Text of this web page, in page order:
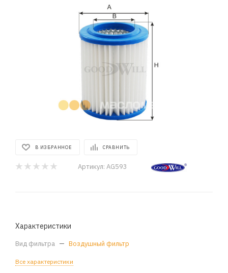
В ИЗБРАННОЕ СРАВНИТЬ
Артикул: AG593
Характеристики
Вид фильтра — Воздушный фильтр
Все характеристики